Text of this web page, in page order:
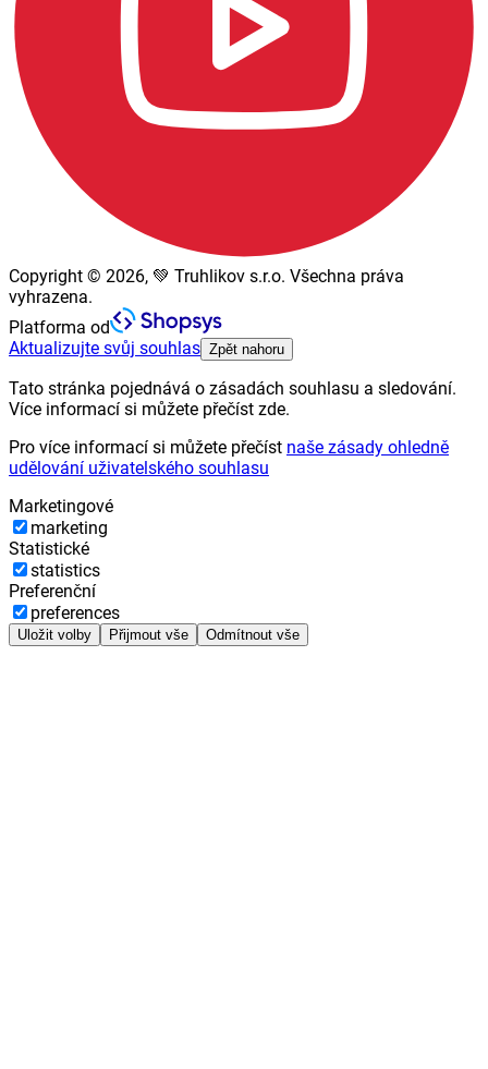
Copyright © 2026, 💚 Truhlikov s.r.o. Všechna práva
vyhrazena.
Platforma od
Aktualizujte svůj souhlas Zpět nahoru
Tato stránka pojednává o zásadách souhlasu a sledování.
Více informací si můžete přečíst zde.
Pro více informací si můžete přečíst naše zásady ohledně
udělování uživatelského souhlasu
Marketingové
marketing
Statistické
statistics
Preferenční
preferences
Uložit volby Přijmout vše Odmítnout vše